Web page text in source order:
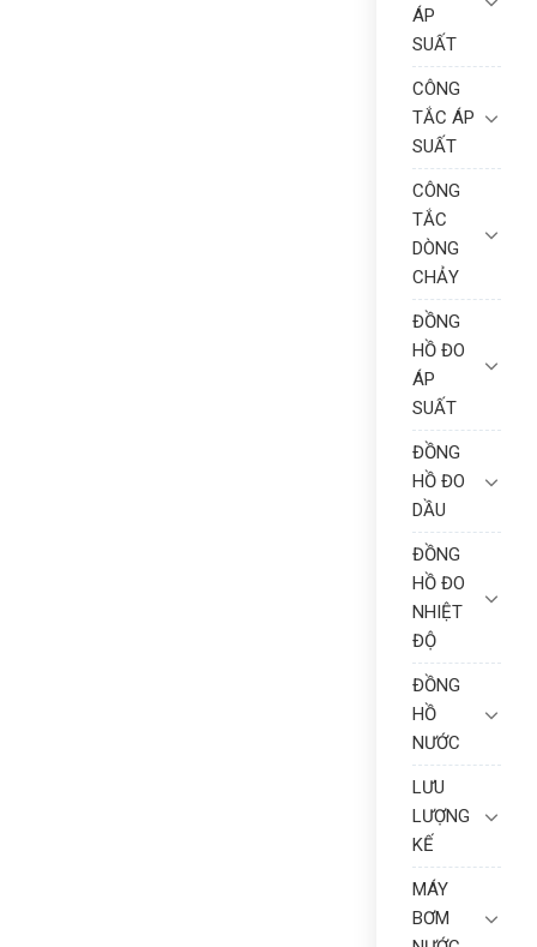
ÁP
SUẤT
CÔNG
TẮC ÁP
SUẤT
CÔNG
TẮC
DÒNG
CHẢY
ĐỒNG
HỒ ĐO
ÁP
SUẤT
ĐỒNG
HỒ ĐO
DẦU
ĐỒNG
HỒ ĐO
NHIỆT
ĐỘ
ĐỒNG
HỒ
NƯỚC
LƯU
LƯỢNG
KẾ
MÁY
BƠM